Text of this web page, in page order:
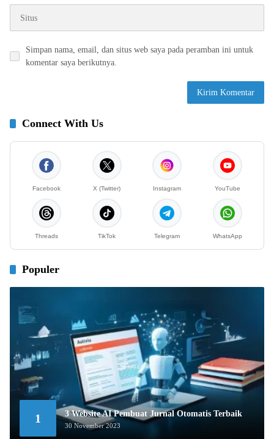
Simpan nama, email, dan situs web saya pada peramban ini untuk
komentar saya berikutnya.
Connect With Us
Facebook X (Twitter) Instagram YouTube
Threads TikTok Telegram WhatsApp
Populer
1 3 Website AI Pembuat Jurnal Otomatis Terbaik
30 November 2023